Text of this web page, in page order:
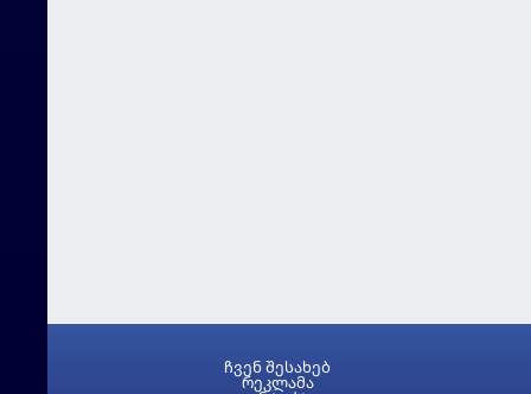
ჩვენ შესახებ
რეკლამა